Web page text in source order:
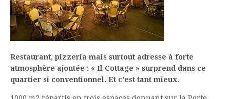
Restaurant, pizzeria mais surtout adresse à forte
atmosphère ajoutée : « Il Cottage » surprend dans ce
quartier si conventionnel. Et c’est tant mieux.